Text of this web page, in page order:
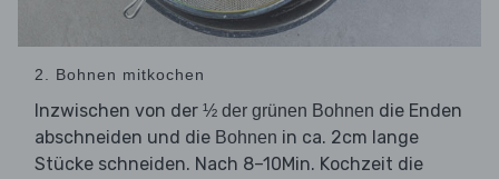
2. Bohnen mitkochen
Inzwischen von der ½ der grünen Bohnen die Enden
abschneiden und die Bohnen in ca. 2cm lange
Stücke schneiden. Nach 8–10Min. Kochzeit die